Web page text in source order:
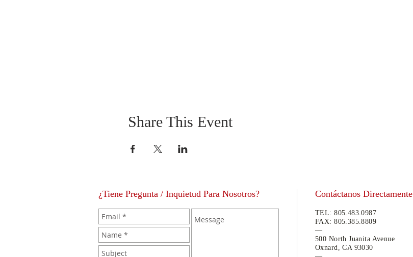
Share This Event
¿Tiene Pregunta / Inquietud Para Nosotros? Contáctanos Directamente
TEL:805.483.0987
FAX:805.385.8809
—
500 North Juanita Avenue
Oxnard, CA 93030